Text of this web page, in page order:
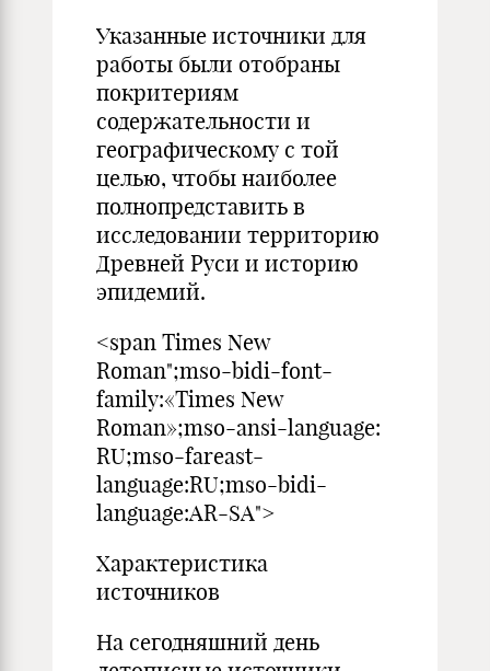
Указанные источники для
работы были отобраны
покритериям
содержательности и
географическому с той
целью, чтобы наиболее
полнопредставить в
исследовании территорию
Древней Руси и историю
эпидемий.
<span Times New
Roman";mso-bidi-font-
family:«Times New
Roman»;mso-ansi-language:
RU;mso-fareast-
language:RU;mso-bidi-
language:AR-SA">
Характеристика
источников
На сегодняшний день